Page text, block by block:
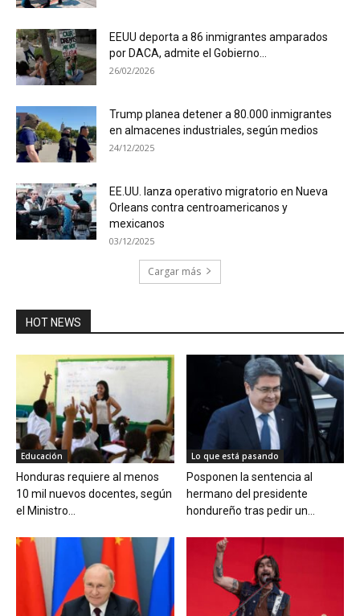
EEUU deporta a 86 inmigrantes amparados
por DACA, admite el Gobierno...
26/02/2026
Trump planea detener a 80.000 inmigrantes
en almacenes industriales, según medios
24/12/2025
EE.UU. lanza operativo migratorio en Nueva
Orleans contra centroamericanos y
mexicanos
03/12/2025
Cargar más
HOT NEWS
Educación
Honduras requiere al menos
10 mil nuevos docentes, según
el Ministro...
Lo que está pasando
Posponen la sentencia al
hermano del presidente
hondureño tras pedir un...